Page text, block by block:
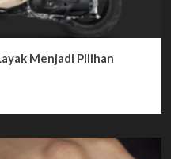
Menjadi Pilihan